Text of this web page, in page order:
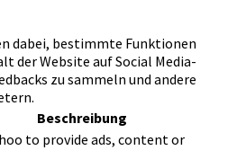
dabei, bestimmte Funktionen
der Website auf Social Media-
zu sammeln und andere
Beschreibung
to provide ads, content or